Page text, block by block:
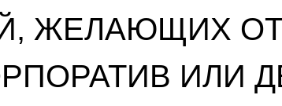
ЖЕЛАЮЩИХ
ИЛИ